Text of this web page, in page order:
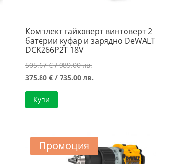
Комплект гайковерт винтоверт 2
батерии куфар и зарядно DeWALT
DCK266P2T 18V
505.67€/ 989.00 лв.Original
price
375.80 €/ 735.00 лв.Текущата
735.00 лв..
Купи
Промоция